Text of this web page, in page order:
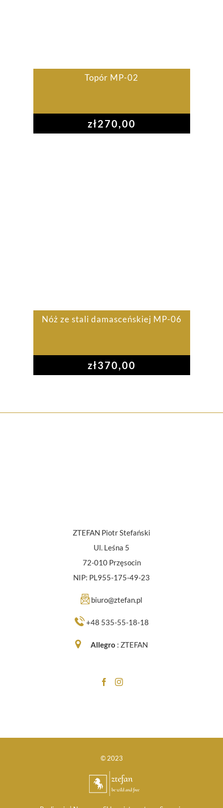
Topór MP-02
zł270,00
Nóż ze stali damasceńskiej MP-06
zł370,00
ZTEFAN Piotr Stefański
Ul. Leśna 5
72-010 Przęsocin
NIP: PL955-175-49-23
biuro@ztefan.pl
+48 535-55-18-18
Allegro : ZTEFAN
© 2023